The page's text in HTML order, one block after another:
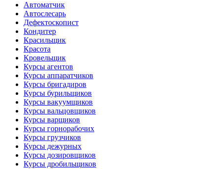
Автоматчик
Автослесарь
Дефектоскопист
Кондитер
Красильщик
Красота
Кровельщик
Курсы агентов
Курсы аппаратчиков
Курсы бригадиров
Курсы бурильщиков
Курсы вакуумщиков
Курсы вальцовщиков
Курсы варщиков
Курсы горнорабочих
Курсы грузчиков
Курсы дежурных
Курсы дозировщиков
Курсы дробильщиков